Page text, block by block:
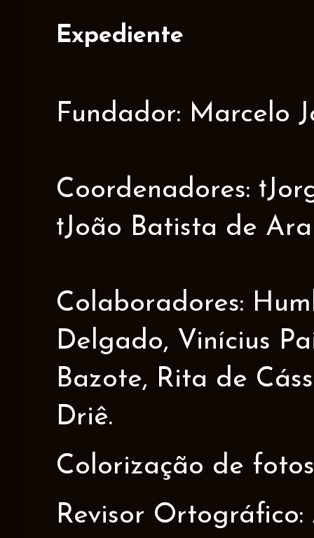
Expediente
Fundador: Marcelo
Coordenadores:
†João Batista de
Colaboradores:
Delgado, Vinícius
Bazote, Rita de
Driê.
Colorização de
Revisor Ortográfico: